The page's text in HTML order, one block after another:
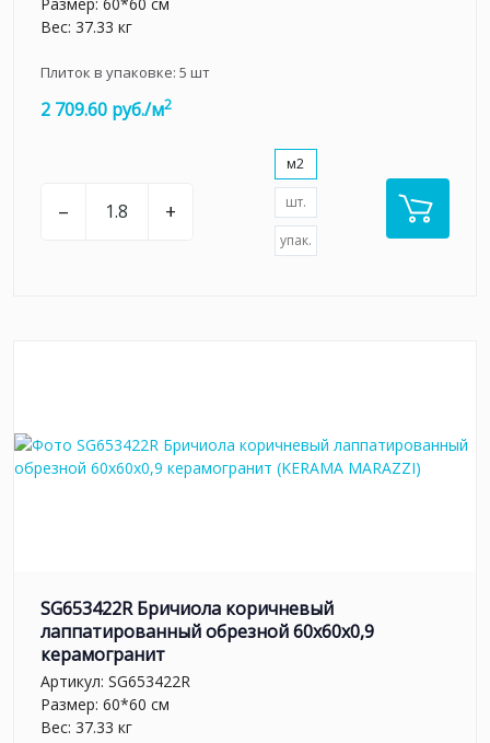
Вес: 37.33 кг
Плиток в упаковке: 5 шт
2 709.60 руб./м2
– +
м2
шт.
упак.
SG653422R Бричиола коричневый
лаппатированный обрезной 60x60x0,9
керамогранит
Артикул: SG653422R
Размер: 60*60 см
Вес: 37.33 кг